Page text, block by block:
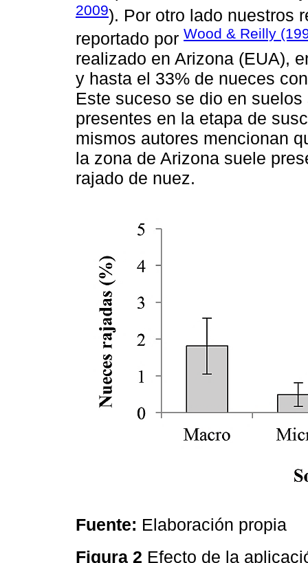
2009). Por otro lado nuestros
reportado por Wood & Reilly
realizado en Arizona (EUA),
y hasta el 33% de nueces
Este suceso se dio en
presentes en la etapa de
mismos autores mencionan
la zona de Arizona suele
rajado de nuez.
Fuente: Elaboración propia
Figura 2 Efecto de la